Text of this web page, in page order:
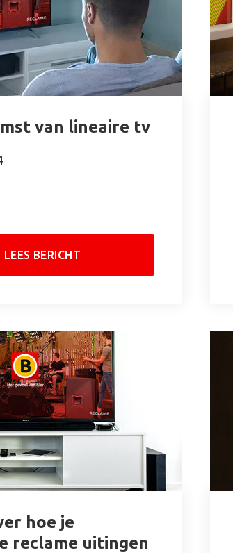
van lineaire tv
LEES BERICHT
hoe je
reclame uitingen